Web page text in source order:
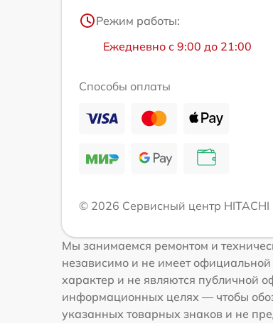
Режим работы:
Ежедневно с 9:00 до 21:00
Способы оплаты
© 2026 Сервисный центр HITACHI
Мы занимаемся ремонтом и
независимо и не имеет
характер и не являются публичной
информационных целях — чтобы
указанных товарных знаков и не